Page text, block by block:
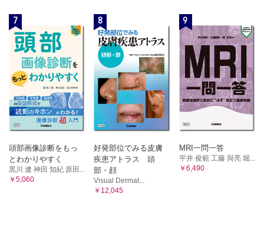
7
頭部画像診断をもっ
とわかりやすく
黒川 遼 神田 知紀 原田...
￥5,060
8
好発部位でみる皮膚
疾患アトラス 頭
部・顔
Visual Dermat...
￥12,045
9
MRI一問一答
平井 俊範 工藤 與亮 堀...
￥6,490